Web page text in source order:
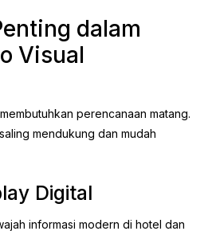
dalam
Visual
perencanaan matang.
mendukung dan mudah
Digital
informasi modern di hotel dan